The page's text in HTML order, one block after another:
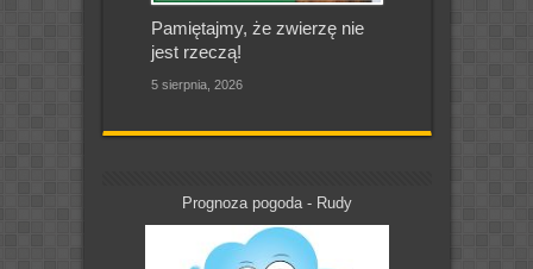
Pamiętajmy, że zwierzę nie
jest rzeczą!
5 sierpnia, 2026
Prognoza pogoda - Rudy